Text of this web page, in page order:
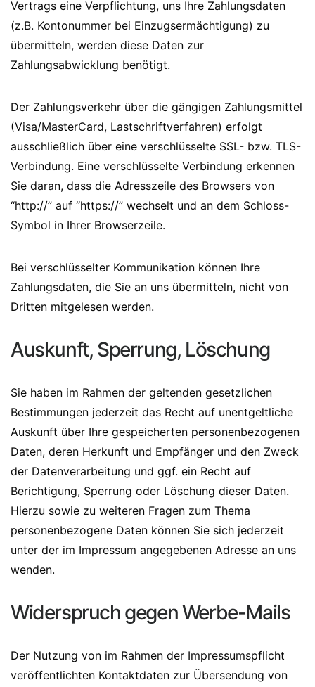
Vertrags eine Verpflichtung, uns Ihre Zahlungsdaten
(z.B. Kontonummer bei Einzugsermächtigung) zu
übermitteln, werden diese Daten zur
Zahlungsabwicklung benötigt.
Der Zahlungsverkehr über die gängigen Zahlungsmittel
(Visa/MasterCard, Lastschriftverfahren) erfolgt
ausschließlich über eine verschlüsselte SSL- bzw. TLS-
Verbindung. Eine verschlüsselte Verbindung erkennen
Sie daran, dass die Adresszeile des Browsers von
“http://” auf “https://” wechselt und an dem Schloss-
Symbol in Ihrer Browserzeile.
Bei verschlüsselter Kommunikation können Ihre
Zahlungsdaten, die Sie an uns übermitteln, nicht von
Dritten mitgelesen werden.
Auskunft, Sperrung, Löschung
Sie haben im Rahmen der geltenden gesetzlichen
Bestimmungen jederzeit das Recht auf unentgeltliche
Auskunft über Ihre gespeicherten personenbezogenen
Daten, deren Herkunft und Empfänger und den Zweck
der Datenverarbeitung und ggf. ein Recht auf
Berichtigung, Sperrung oder Löschung dieser Daten.
Hierzu sowie zu weiteren Fragen zum Thema
personenbezogene Daten können Sie sich jederzeit
unter der im Impressum angegebenen Adresse an uns
wenden.
Widerspruch gegen Werbe-Mails
Der Nutzung von im Rahmen der Impressumspflicht
veröffentlichten Kontaktdaten zur Übersendung von